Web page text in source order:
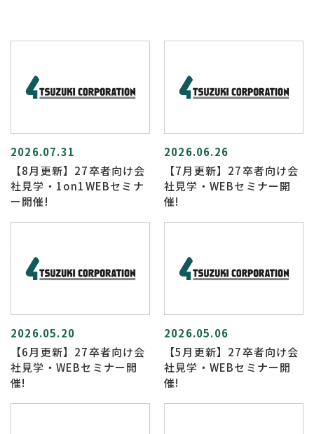
2026.07.31
【8月更新】27卒者向け会
社見学・1on1WEBセミナ
ー開催!
2026.06.26
【7月更新】27卒者向け会
社見学・WEBセミナー開
催!
2026.05.20
【6月更新】27卒者向け会
社見学・WEBセミナー開
催!
2026.05.06
【5月更新】27卒者向け会
社見学・WEBセミナー開
催!